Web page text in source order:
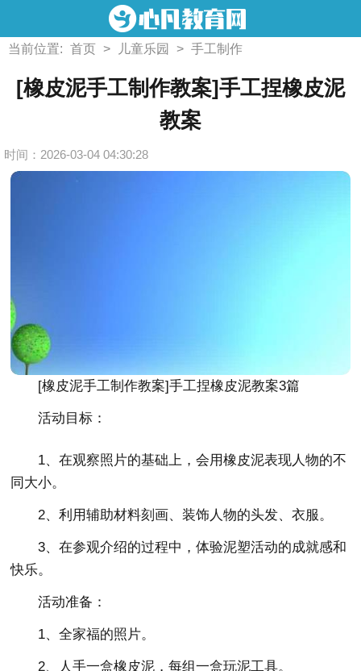
当前位置: 首页 > 儿童乐园 > 手工制作
[橡皮泥手工制作教案]手工捏橡皮泥
教案
时间：2026-03-04 04:30:28
[橡皮泥手工制作教案]手工捏橡皮泥教案3篇
活动目标：
1、在观察照片的基础上，会用橡皮泥表现人物的不
同大小。
2、利用辅助材料刻画、装饰人物的头发、衣服。
3、在参观介绍的过程中，体验泥塑活动的成就感和
快乐。
活动准备：
1、全家福的照片。
2、人手一盒橡皮泥，每组一盒玩泥工具。